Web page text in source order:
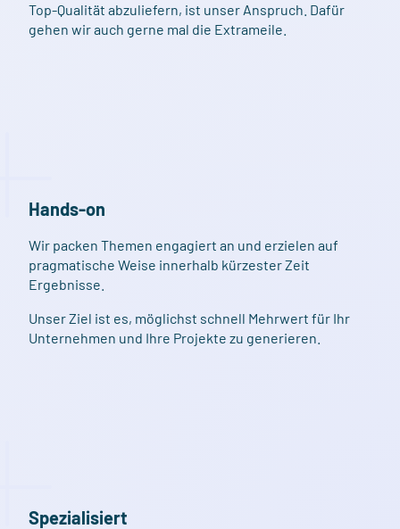
Top-Qualität abzuliefern, ist unser Anspruch. Dafür
gehen wir auch gerne mal die Extrameile.
Hands-on
Wir packen Themen engagiert an und erzielen auf
pragmatische Weise innerhalb kürzester Zeit
Ergebnisse.
Unser Ziel ist es, möglichst schnell Mehrwert für Ihr
Unternehmen und Ihre Projekte zu generieren.
Spezialisiert